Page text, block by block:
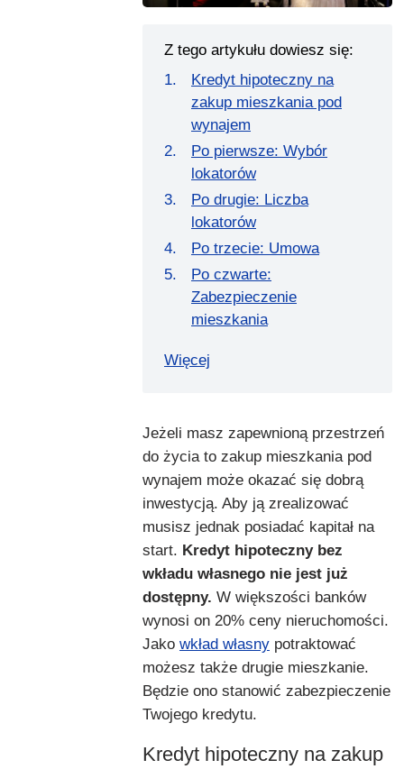
Z tego artykułu dowiesz się:
Kredyt hipoteczny na
zakup mieszkania pod
wynajem
Po pierwsze: Wybór
lokatorów
Po drugie: Liczba
lokatorów
Po trzecie: Umowa
Po czwarte:
Zabezpieczenie
mieszkania
Więcej
Jeżeli masz zapewnioną przestrzeń
do życia to zakup mieszkania pod
wynajem może okazać się dobrą
inwestycją. Aby ją zrealizować
musisz jednak posiadać kapitał na
start. Kredyt hipoteczny bez
wkładu własnego nie jest już
dostępny. W większości banków
wynosi on 20% ceny nieruchomości.
Jako wkład własny potraktować
możesz także drugie mieszkanie.
Będzie ono stanowić zabezpieczenie
Twojego kredytu.
Kredyt hipoteczny na zakup